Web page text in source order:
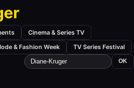
Cinema & Series TV
& Fashion Week TV Series Festival
OK